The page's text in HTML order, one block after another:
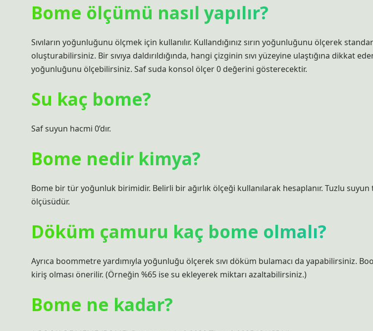
Bome ölçümü nasıl yapılır?
Sıvıların yoğunluğunu ölçmek için kullanılır. Kullandığınız sırın yoğunluğunu ölçerek
oluşturabilirsiniz. Bir sıvıya daldırıldığında, hangi çizginin sıvı yüzeyine ulaştığına dikkat
yoğunluğunu ölçebilirsiniz. Saf suda konsol ölçer 0 değerini gösterecektir.
Su kaç bome?
Saf suyun hacmi 0’dır.
Bome nedir kimya?
Bome bir tür yoğunluk birimidir. Belirli bir ağırlık ölçeği kullanılarak hesaplanır. Tuzlu
ölçüsüdür.
Döküm çamuru kaç bome olmalı?
Ayrıca boommetre yardımıyla yoğunluğu ölçerek sıvı döküm bulamacı da yapabilirsiniz.
kiriş olması önerilir. (Örneğin %65 ise su ekleyerek miktarı azaltabilirsiniz.)
Bome ne kadar?